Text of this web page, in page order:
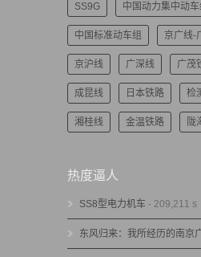
SS9G 中国动力集中动车
中国标准动车组 京广线-
京沪线 广深线 广茂
成昆线 日本铁路 检
湘桂线 金温铁路 陇
热度逼人
SS8型电力机车 - 209,211 s
东风归来：我所经历的南京